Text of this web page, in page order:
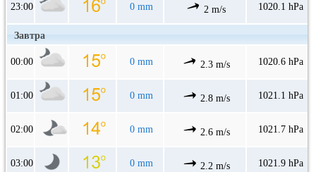
23:00 0 mm 2 m/s 1020.1 hPa
Завтра
00:00 0 mm 2.3 m/s 1020.6 hPa
01:00 0 mm 2.8 m/s 1021.1 hPa
02:00 0 mm 2.6 m/s 1021.7 hPa
03:00 0 mm 2.2 m/s 1021.9 hPa